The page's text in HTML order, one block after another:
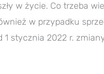
w życie. Co trzeba
w przypadku
1 stycznia 2022 r.